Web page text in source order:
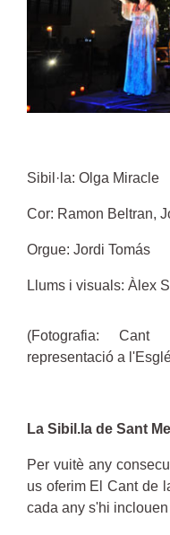
Sibil·la: Olga Miracle
Cor: Ramon Beltran,
Orgue: Jordi Tomás
Llums i visuals: Àlex
(Fotografia:
representació a
La Sibil.la de Sant
Per vuitè any
us oferim El Cant de
cada any s'hi